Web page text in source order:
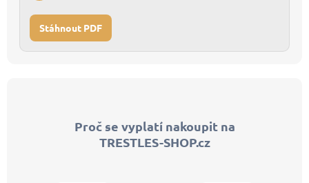
Stáhnout PDF
Proč se vyplatí nakoupit na
TRESTLES-SHOP.cz